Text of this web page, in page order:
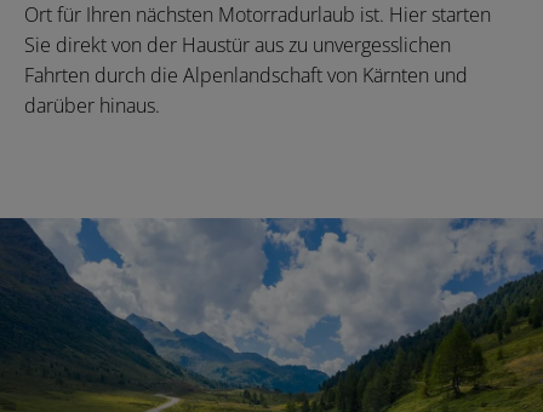
Ort für Ihren nächsten Motorradurlaub ist. Hier starten
Sie direkt von der Haustür aus zu unvergesslichen
Fahrten durch die Alpenlandschaft von Kärnten und
darüber hinaus.